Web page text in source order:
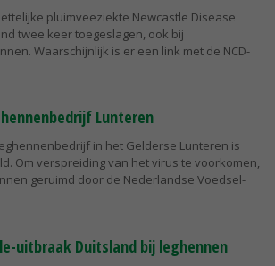
pluimveeziekte Newcastle Disease
twee keer toegeslagen, ook bij
Waarschijnlijk is er een link met de NCD-
Lunteren
in het Gelderse Lunteren is
Om verspreiding van het virus te voorkomen,
geruimd door de Nederlandse Voedsel-
uitbraak Duitsland bij leghennen